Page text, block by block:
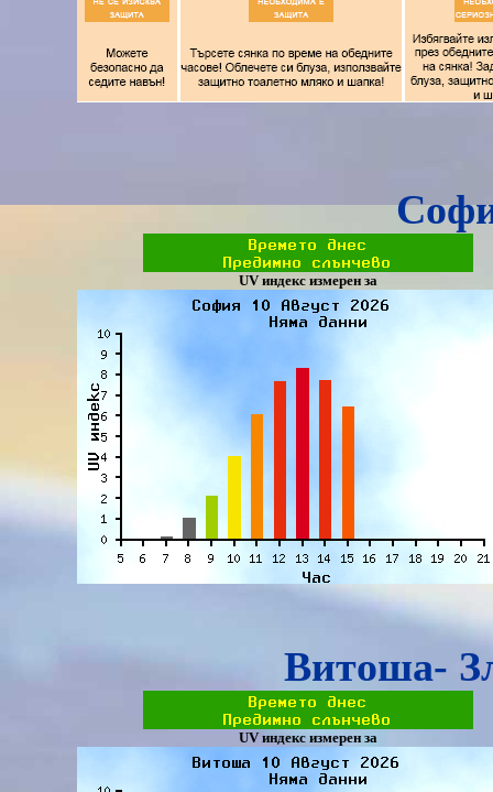
UV индекс измерен за
Витоша-
UV индекс измерен за